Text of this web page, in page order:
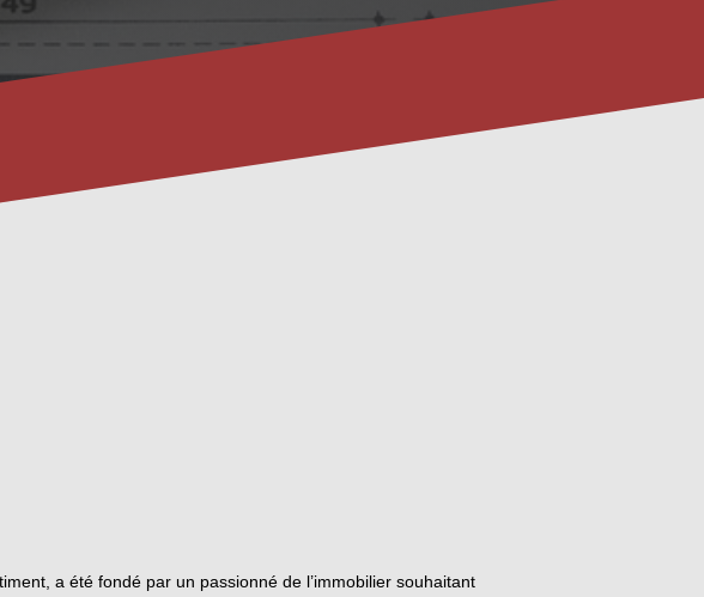
a été fondé par un passionné de l’immobilier souhaitant